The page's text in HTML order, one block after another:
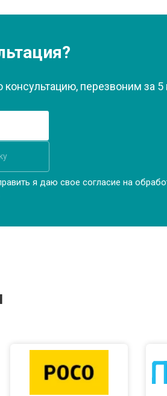
консультацию, перезвоним за 5
я даю свое согласие на